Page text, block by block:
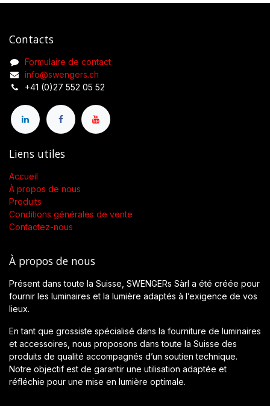
Contacts
Formulaire de contact
info@swengers.ch
+41 (0)27 552 05 52
Liens utiles
Accueil
À propos de nous
Produits
Conditions générales de vente
Contactez-nous
À propos de nous
Présent dans toute la Suisse, SWENGERs Sàrl a été créée pour
fournir les luminaires et la lumière adaptés à l’exigence de vos
lieux.
En tant que grossiste spécialisé dans la fourniture de luminaires
et accessoires, nous proposons dans toute la Suisse des
produits de qualité accompagnés d’un soutien technique.
Notre objectif est de garantir une utilisation adaptée et
réfléchie pour une mise en lumière optimale.